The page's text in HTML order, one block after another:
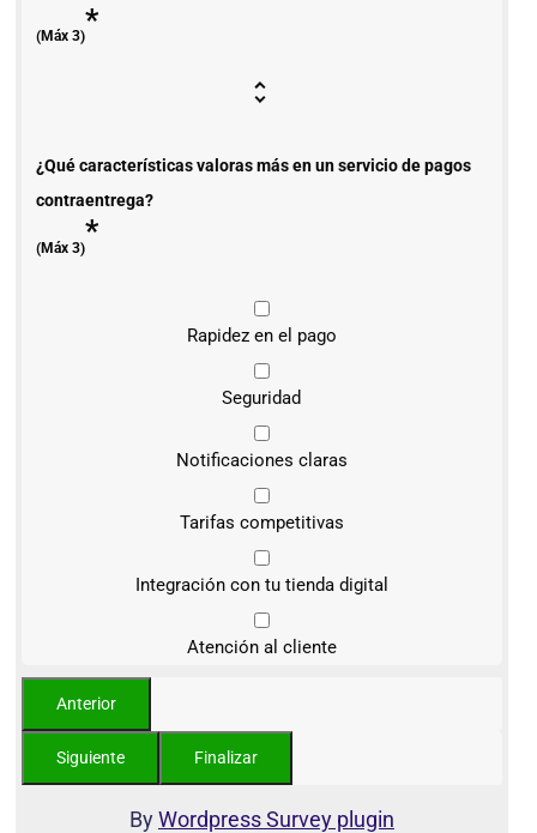
(Máx 3)*
¿Qué características valoras más en un servicio de pagos
contraentrega?
(Máx 3)*
Rapidez en el pago
Seguridad
Notificaciones claras
Tarifas competitivas
Integración con tu tienda digital
Atención al cliente
ByWordpress Survey plugin